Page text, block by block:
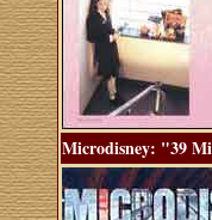
Microdisney: "39